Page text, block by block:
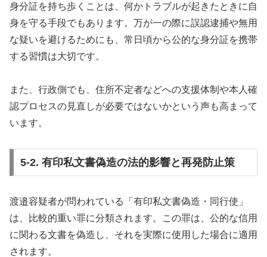
身分証を持ち歩くことは、何かトラブルが起きたときに自
身を守る手段でもあります。万が一の際に誤認逮捕や無用
な疑いを避けるためにも、常日頃から公的な身分証を携帯
する習慣は大切です。
また、行政側でも、住所不定者などへの支援体制や本人確
認プロセスの見直しが必要ではないかという声も高まって
います。
5-2. 有印私文書偽造の法的影響と再発防止策
渡邉容疑者が問われている「有印私文書偽造・同行使」
は、比較的重い罪に分類されます。この罪は、公的な信用
に関わる文書を偽造し、それを実際に使用した場合に適用
されます。